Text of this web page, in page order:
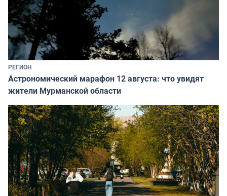
РЕГИОН
Астрономический марафон 12 августа: что увидят
жители Мурманской области